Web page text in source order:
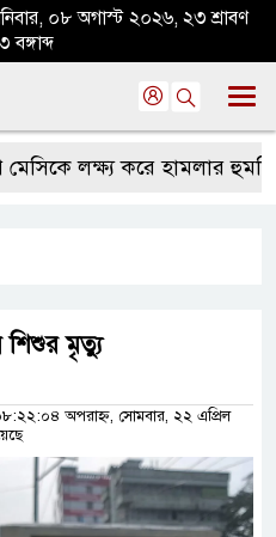
০৮ অগাস্ট ২০২৬, ২৩ শ্রাবণ
লক্ষ্য করে হামলার হুমকি,
শিশুর মৃত্যু
অপরাহ্ন, সোমবার, ২২ এপ্রিল